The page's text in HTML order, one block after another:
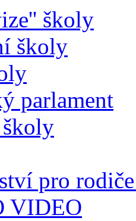
školy
školy
parlament
pro
VIDEO